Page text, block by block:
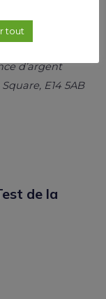
d’argent
E14 5AB
de la
tout